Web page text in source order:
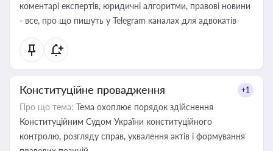
коментарі експертів, юридичні алгоритми, правові новини
- все, про що пишуть у Telegram каналах для адвокатів
Конституційне провадження +1
Про що тема: Тема охоплює порядок здійснення
Конституційним Судом України конституційного
контролю, розгляду справ, ухвалення актів і формування